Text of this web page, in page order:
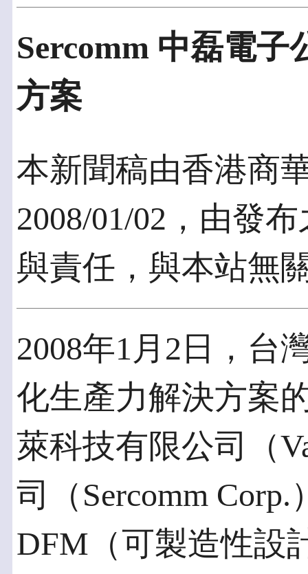
Sercomm 中磊電
方案
本新聞稿由香港商
2008/01/02，由發
與責任，與本站無
2008年1月2日，台
化生產力解決方案
萊科技有限公司（
司（Sercomm
DFM（可製造性設